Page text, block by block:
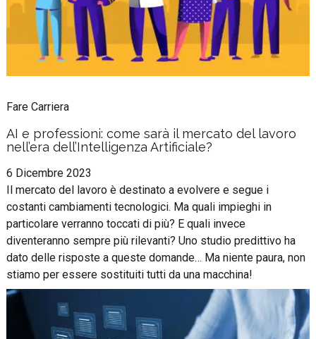
Fare Carriera
AI e professioni: come sarà il mercato del lavoro
nell’era dell’Intelligenza Artificiale?
6 Dicembre 2023
Il mercato del lavoro è destinato a evolvere e segue i
costanti cambiamenti tecnologici. Ma quali impieghi in
particolare verranno toccati di più? E quali invece
diventeranno sempre più rilevanti? Uno studio predittivo ha
dato delle risposte a queste domande… Ma niente paura, non
stiamo per essere sostituiti tutti da una macchina!